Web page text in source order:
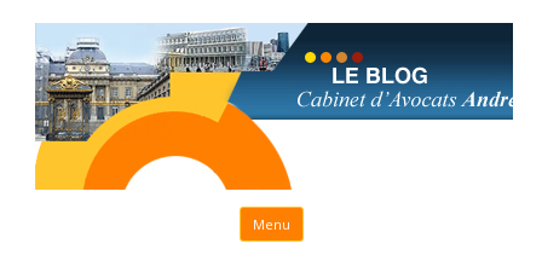
Menu Aller au contenu principal